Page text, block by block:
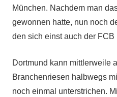
München. Nachdem man
gewonnen hatte, nun noch
den sich einst auch der FCB
Dortmund kann mittlerweile
Branchenriesen halbwegs
noch einmal unterstrichen.